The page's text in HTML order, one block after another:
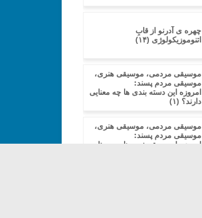
چهره ی آدرنو از قابِ
اتنوموزیکولوژی (۱۴)
موسیقی مردمی، موسیقی هنری،
موسیقی مردم پسند:
امروزه این دسته بندی ها چه معنایی
دارند؟ (۱)
موسیقی مردمی، موسیقی هنری،
موسیقی مردم پسند:
امروزه این دسته بندی ها چه معنایی